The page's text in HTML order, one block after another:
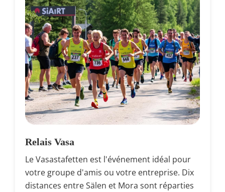
Relais Vasa
Le Vasastafetten est l'événement idéal pour
votre groupe d'amis ou votre entreprise. Dix
distances entre Sälen et Mora sont réparties